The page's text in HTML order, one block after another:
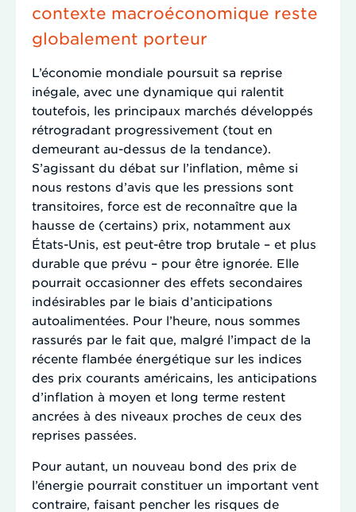
contexte macroéconomique reste
globalement porteur
L’économie mondiale poursuit sa reprise
inégale, avec une dynamique qui ralentit
toutefois, les principaux marchés développés
rétrogradant progressivement (tout en
demeurant au-dessus de la tendance).
S’agissant du débat sur l’inflation, même si
nous restons d’avis que les pressions sont
transitoires, force est de reconnaître que la
hausse de (certains) prix, notamment aux
États-Unis, est peut-être trop brutale – et plus
durable que prévu – pour être ignorée. Elle
pourrait occasionner des effets secondaires
indésirables par le biais d’anticipations
autoalimentées. Pour l’heure, nous sommes
rassurés par le fait que, malgré l’impact de la
récente flambée énergétique sur les indices
des prix courants américains, les anticipations
d’inflation à moyen et long terme restent
ancrées à des niveaux proches de ceux des
reprises passées.
Pour autant, un nouveau bond des prix de
l’énergie pourrait constituer un important vent
contraire, faisant pencher les risques de